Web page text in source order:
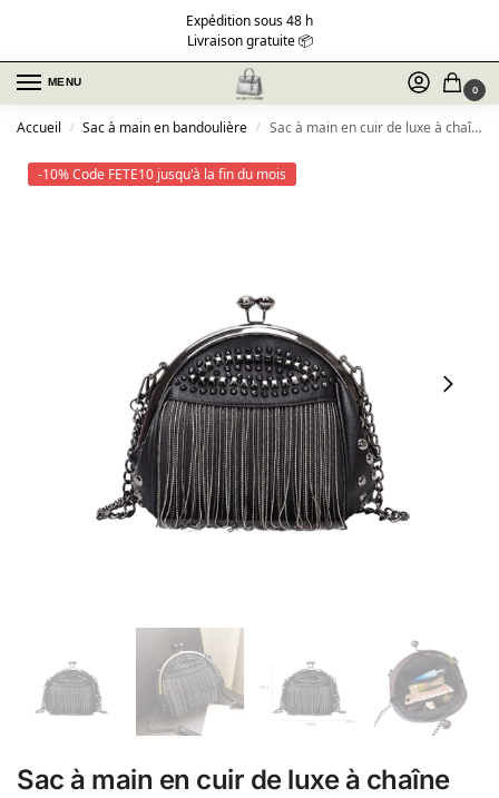
Expédition sous 48 h
Livraison gratuite 📦
MENU
0
Accueil / Sac à main en bandoulière / Sac à main en cuir de luxe à chaîne
-10% Code FETE10 jusqu'à la fin du mois
Sac à main en cuir de luxe à chaîne